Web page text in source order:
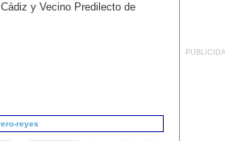
y Vecino Predilecto de
reyes